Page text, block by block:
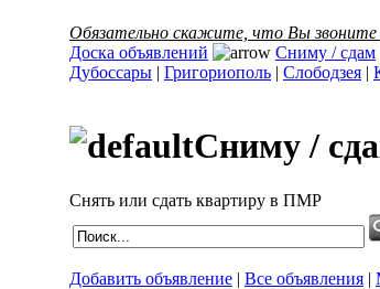
Обязательно скажите, что Вы звоните
Доска объявлений
Сниму / сдам
Дубоссары | Григориополь | Слободзея |
Сниму /
Снять или сдать квартиру в ПМР
Добавить объявление | Все объявления |